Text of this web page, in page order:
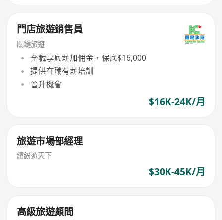
門店旅遊銷售員
關鍵旅遊
全職享底薪加佣金，保底$16,000
提供在職有薪培訓
晉升機會
$16K-24K/月
旅遊市場部經理
繽紛遊天下
$30K-45K/月
高級旅遊顧問